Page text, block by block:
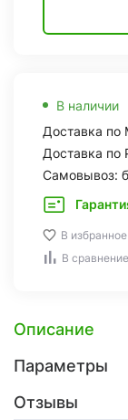
В наличии
Доставка по
Доставка по
Самовывоз:
В избранное
В сравнение
Описание
Параметры
Отзывы